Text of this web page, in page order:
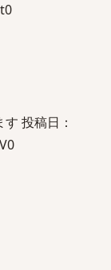
投稿日：